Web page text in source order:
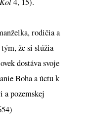
rodičia a
že si slúžia
dostáva svoje
Boha a úctu k
pozemskej